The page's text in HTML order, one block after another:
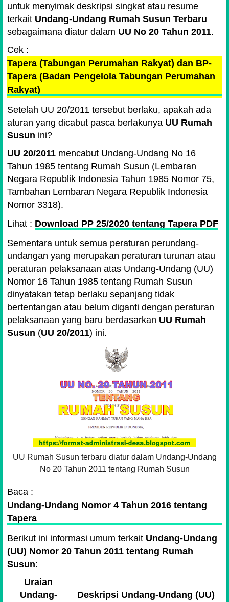
untuk menyimak deskripsi singkat atau resume
terkait Undang-Undang Rumah Susun Terbaru
sebagaimana diatur dalam UU No 20 Tahun 2011.
Cek :
Tapera (Tabungan Perumahan Rakyat) dan BP-
Tapera (Badan Pengelola Tabungan Perumahan
Rakyat)
Setelah UU 20/2011 tersebut berlaku, apakah ada
aturan yang dicabut pasca berlakunya UU Rumah
Susun ini?
UU 20/2011 mencabut Undang-Undang No 16
Tahun 1985 tentang Rumah Susun (Lembaran
Negara Republik Indonesia Tahun 1985 Nomor 75,
Tambahan Lembaran Negara Republik Indonesia
Nomor 3318).
Lihat : Download PP 25/2020 tentang Tapera PDF
Sementara untuk semua peraturan perundang-
undangan yang merupakan peraturan turunan atau
peraturan pelaksanaan atas Undang-Undang (UU)
Nomor 16 Tahun 1985 tentang Rumah Susun
dinyatakan tetap berlaku sepanjang tidak
bertentangan atau belum diganti dengan peraturan
pelaksanaan yang baru berdasarkan UU Rumah
Susun (UU 20/2011) ini.
UU Rumah Susun terbaru diatur dalam Undang-Undang
No 20 Tahun 2011 tentang Rumah Susun
Baca :
Undang-Undang Nomor 4 Tahun 2016 tentang
Tapera
Berikut ini informasi umum terkait Undang-Undang
(UU) Nomor 20 Tahun 2011 tentang Rumah
Susun:
Uraian
Undang-
Deskripsi Undang-Undang (UU)